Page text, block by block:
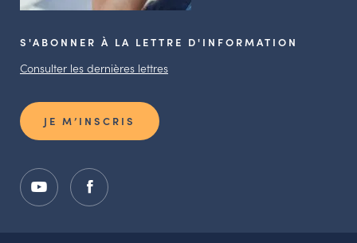
S'ABONNER À LA LETTRE D'INFORMATION
Consulter les dernières lettres
JE M’INSCRIS